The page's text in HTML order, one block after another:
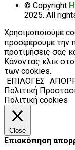
© Copyright
2025. All
Χρησιμοποιούμε
προσφέρουμε την
προτιμήσεις σας
Κάνοντας κλικ
των cookies.
ΕΠΙΛΟΓΕΣ
Πολιτική
Πολιτική cookies
Close
Επισκόπηση